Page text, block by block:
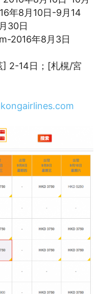
年8月10日-9月14
30日
2016年8月3日
] 2-14日；[札榥/宮